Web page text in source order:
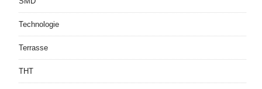
Technologie
Terrasse
THT